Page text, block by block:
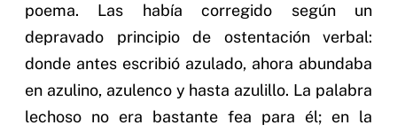
poema. Las había corregido según un
depravado principio de ostentación verbal:
donde antes escribió azulado, ahora abundaba
en azulino, azulenco y hasta azulillo. La palabra
lechoso no era bastante fea para él; en la